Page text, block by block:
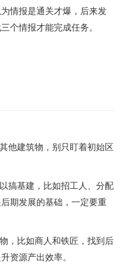
情报是通关才爆，后来发
个情报才能完成任务。
他建筑物，别只盯着初始区
搞基建，比如招工人、分配
期发展的基础，一定要重
，比如商人和铁匠，找到后
资源产出效率。